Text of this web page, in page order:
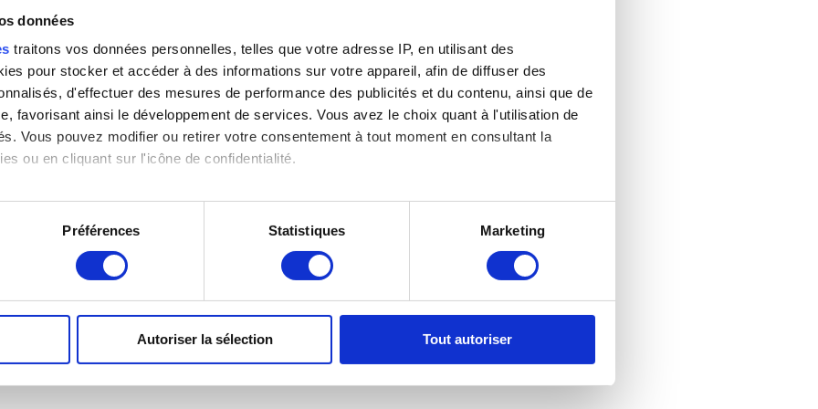
données
traitons vos données personnelles, telles que votre adresse IP, en utilisant des
pour stocker et accéder à des informations sur votre appareil, afin de diffuser des
d'effectuer des mesures de performance des publicités et du contenu, ainsi que de
favorisant ainsi le développement de services. Vous avez le choix quant à l'utilisation de
Vous pouvez modifier ou retirer votre consentement à tout moment en consultant la
ou en cliquant sur l'icône de confidentialité.
également :
sur votre localisation géographique qui peuvent être précises à plusieurs mètres près
de publicité et d'analyse, qui peuvent combiner celles-ci avec d'autres informations que
Préférences Statistiques Marketing
Autoriser la sélection Tout autoriser